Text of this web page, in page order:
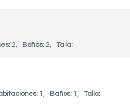
2, Baños: 2, Talla:
1, Baños: 1, Talla: